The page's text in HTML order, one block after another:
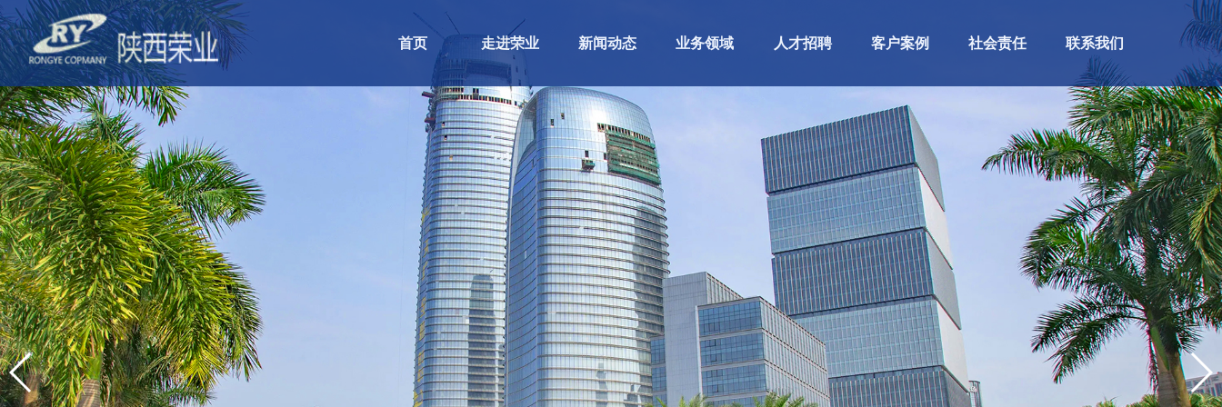
首页 走进荣业 新闻动态 业务领域 人才招聘 客户案例 社会责任 联系我们